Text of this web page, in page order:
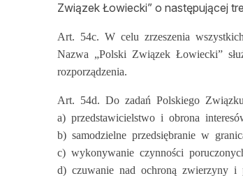
Związek Łowiecki” o następującej
Art. 54c. W celu zrzeszenia
Nazwa „Polski Związek Łowiecki”
rozporządzenia.
Art. 54d. Do zadań Polskiego
a) przedstawicielstwo i obrona
b) samodzielne przedsiębranie w
c) wykonywanie czynności
d) czuwanie nad ochroną zwierzyny i